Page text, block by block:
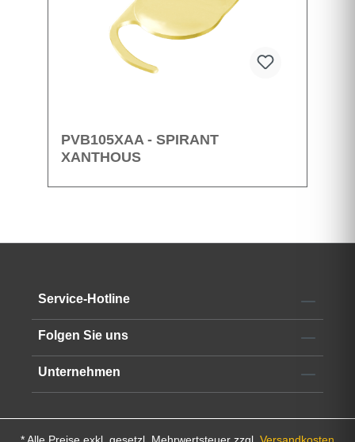
PVB105XAA - SPIRANT
XANTHOUS
Service-Hotline
Folgen Sie uns
Unternehmen